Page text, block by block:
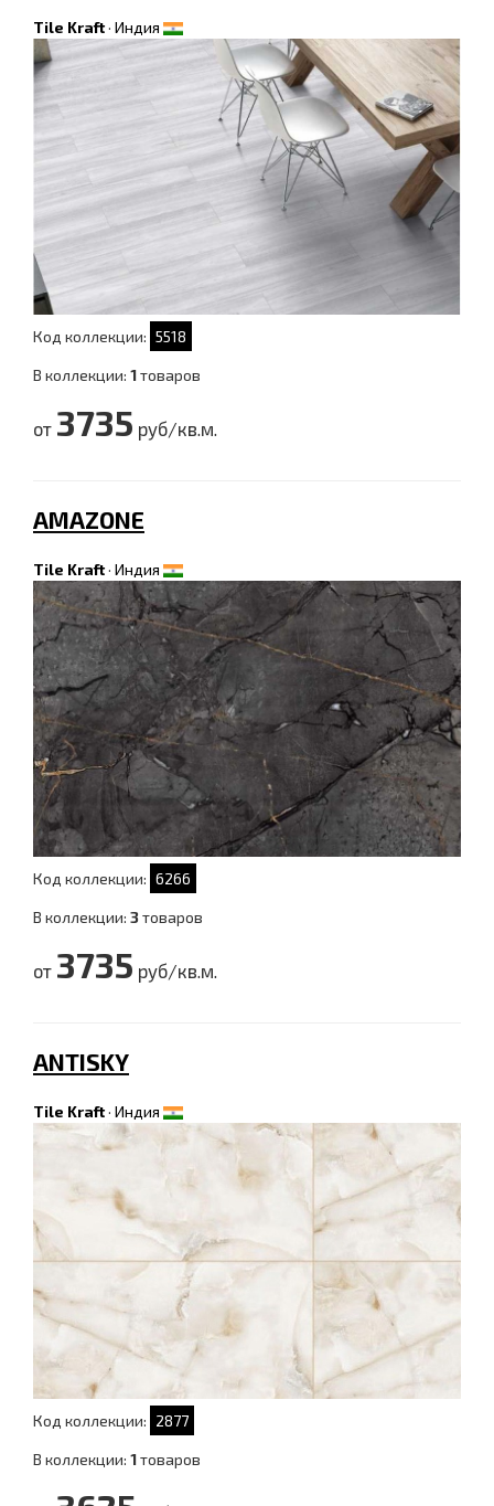
Tile Kraft· Индия
Код коллекции: 5518
В коллекции: 1товаров
от 3735 руб/кв.м.
AMAZONE
Tile Kraft· Индия
Код коллекции: 6266
В коллекции: 3товаров
от 3735 руб/кв.м.
ANTISKY
Tile Kraft· Индия
Код коллекции: 2877
В коллекции: 1товаров